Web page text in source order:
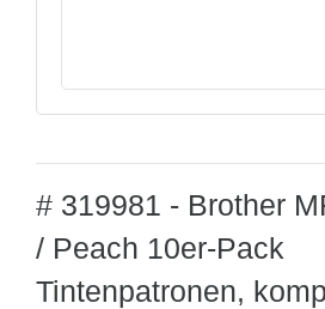
# 319981 - Brother
/ Peach 10er-Pack
Tintenpatronen,